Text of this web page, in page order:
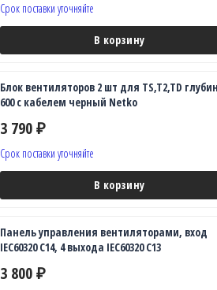
Срок поставки уточняйте
В корзину
Блок вентиляторов 2 шт для TS,T2,TD
600 с кабелем черный Netko
3 790 ₽
Срок поставки уточняйте
В корзину
Панель управления вентиляторами, вход
IEC60320 C14, 4 выхода IEC60320 C13
3 800 ₽